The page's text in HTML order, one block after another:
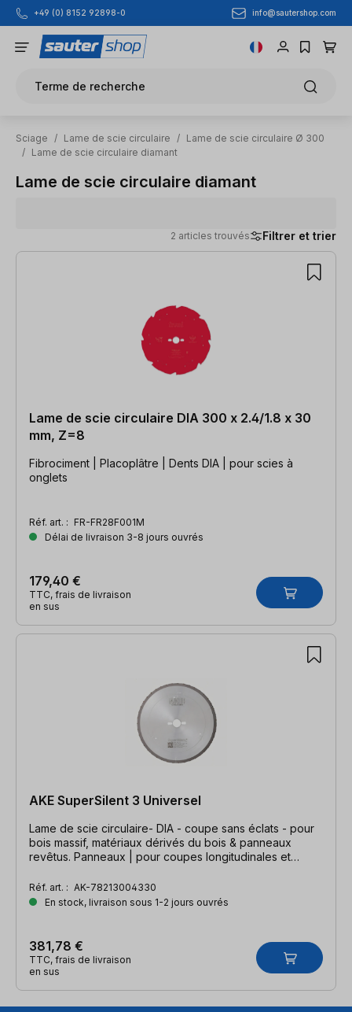
Passer au contenu principal
+49 (0) 8152 92898-0 info@sautershop.com
Terme de recherche
Sciage / Lame de scie circulaire / Lame de scie circulaire Ø 300
/ Lame de scie circulaire diamant
Lame de scie circulaire diamant
2 articles trouvés Filtrer et trier
2 articles trouvés
Lame de scie circulaire DIA 300 x 2.4/1.8 x 30
mm, Z=8
Fibrociment | Placoplâtre | Dents DIA | pour scies à
onglets
Réf. art. : FR-FR28F001M
Délai de livraison 3-8 jours ouvrés
179,40 €
TTC, frais de livraison
en sus
AKE SuperSilent 3 Universel
Lame de scie circulaire- DIA - coupe sans éclats - pour
bois massif, matériaux dérivés du bois & panneaux
revêtus. Panneaux | pour coupes longitudinales et
super sûre - super silencieuse | 300 x 2,4/1,8 x 30mm,
Z=43 DCG
Réf. art. : AK-78213004330
En stock, livraison sous 1-2 jours ouvrés
381,78 €
TTC, frais de livraison
en sus